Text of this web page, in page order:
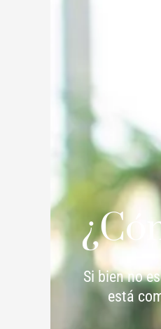
Si bien no
está